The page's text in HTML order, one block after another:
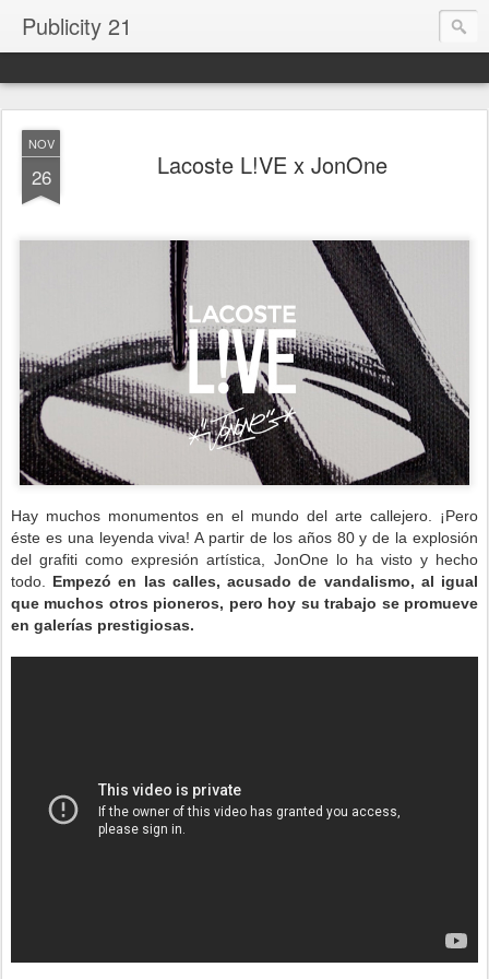
Publicity 21
NOV
26 Lacoste L!VE x JonOne
Hay muchos monumentos en el mundo del arte callejero. ¡Pero
éste es una leyenda viva! A partir de los años 80 y de la explosión
del grafiti como expresión artística, JonOne lo ha visto y hecho
todo. Empezó en las calles, acusado de vandalismo, al igual
que muchos otros pioneros, pero hoy su trabajo se promueve
en galerías prestigiosas.